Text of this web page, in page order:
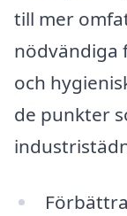
till mer
nödvändiga
och
de punkter